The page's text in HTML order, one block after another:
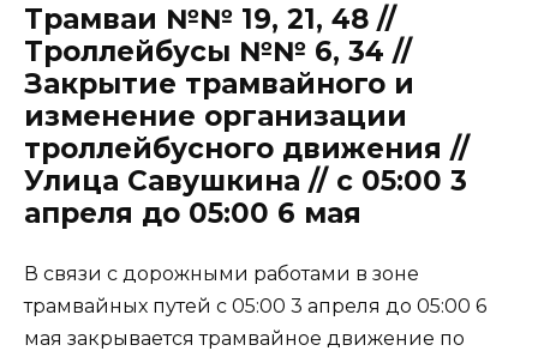
Трамваи №№ 19, 21, 48 //
Троллейбусы №№ 6, 34 //
Закрытие трамвайного и
изменение организации
троллейбусного движения //
Улица Савушкина // с 05:00 3
апреля до 05:00 6 мая
В связи с дорожными работами в зоне
трамвайных путей с 05:00 3 апреля до 05:00 6
мая закрывается трамвайное движение по